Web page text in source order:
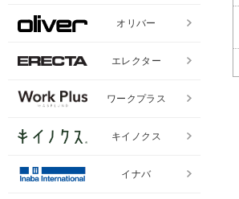
オリバー
エレクター
ワークプラス
キイノクス
イナバ